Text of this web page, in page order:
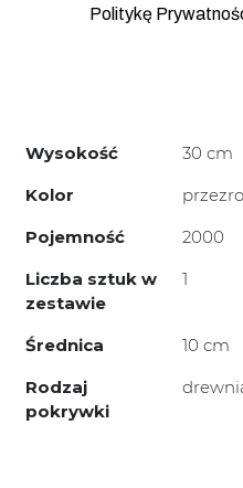
Politykę
Wysokość
30 cm
Kolor
Pojemność
2000
Liczba sztuk w
zestawie
1
Średnica
10 cm
Rodzaj
pokrywki